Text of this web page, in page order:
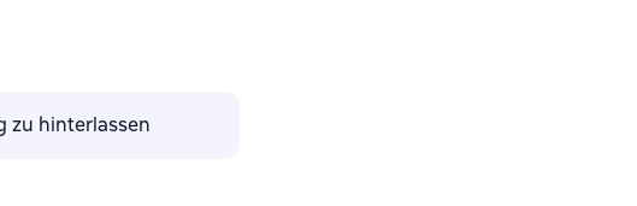
zu hinterlassen